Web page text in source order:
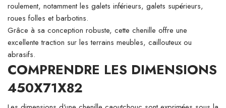
roulement, notamment les galets inférieurs, galets supérieurs,
roues folles et barbotins.
Grâce à sa conception robuste, cette chenille offre une
excellente traction sur les terrains meubles, caillouteux ou
abrasifs.
COMPRENDRE LES DIMENSIONS
450X71X82